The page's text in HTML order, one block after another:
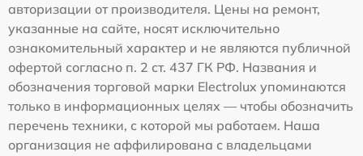
авторизации от производителя. Цены на ремонт,
указанные на сайте, носят исключительно
ознакомительный характер и не являются публичной
офертой согласно п. 2 ст. 437 ГК РФ. Названия и
обозначения торговой марки Electrolux упоминаются
только в информационных целях — чтобы обозначить
перечень техники, с которой мы работаем. Наша
организация не аффилирована с владельцами